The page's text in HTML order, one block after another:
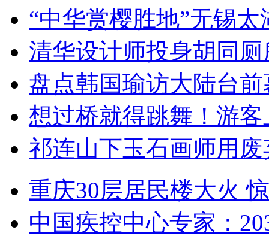
“中华赏樱胜地”无锡
清华设计师投身胡同
盘点韩国瑜访大陆台
想过桥就得跳舞！游客
祁连山下玉石画师用
重庆30层居民楼大火
中国疾控中心专家：